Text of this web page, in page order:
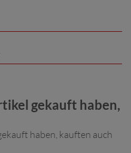
gekauft haben,
haben, kauften auch